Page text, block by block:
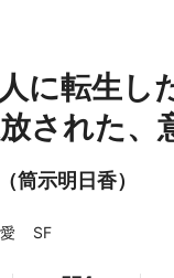
に転生し
された、
筒示明日香）
SF